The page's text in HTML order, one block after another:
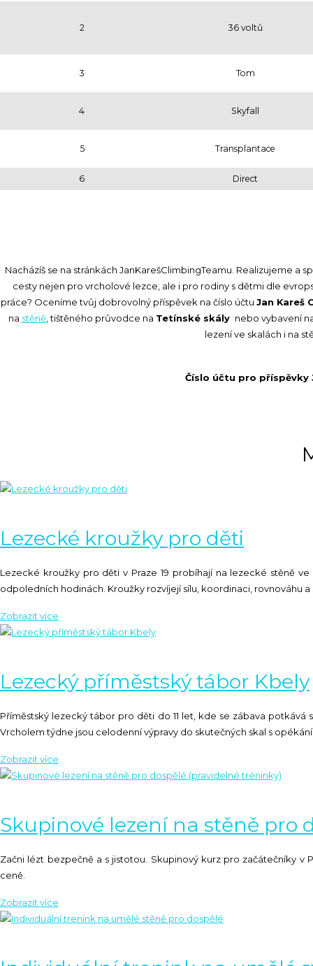
2 36 voltů
3 Tom
4 Skyfall
5 Transplantace
6 Direct
Nacházíš se na stránkách JanKarešClimbingTeamu. Realizujeme a
cesty nejen pro vrcholové lezce, ale i pro rodiny s dětmi dle
práce? Oceníme tvůj dobrovolný příspěvek na číslo účtu Jan Kareš
na stěně, tištěného průvodce na Tetínské skály nebo vybavení
lezení ve skalách i na
Číslo účtu pro příspěvky
Lezecké kroužky pro děti
Lezecké kroužky pro děti v Praze 19 probíhají na lezecké stěně
odpoledních hodinách. Kroužky rozvíjejí sílu, koordinaci, rovnováhu
Lezecký příměstský tábor Kbely
Příměstský lezecký tábor pro děti do 11 let, kde se zábava
Vrcholem týdne jsou celodenní výpravy do skutečných skal s
Skupinové lezení na stěně pro
Začni lézt bezpečně a s jistotou. Skupinový kurz pro začátečníky v
ceně.